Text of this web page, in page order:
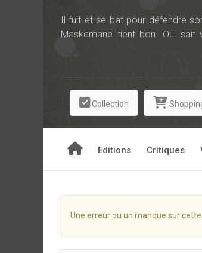
Il fuit et se bat pour défendre
Maskemane tient bon. Qui
Collection
Editions Critiques
Une erreur ou un manque sur